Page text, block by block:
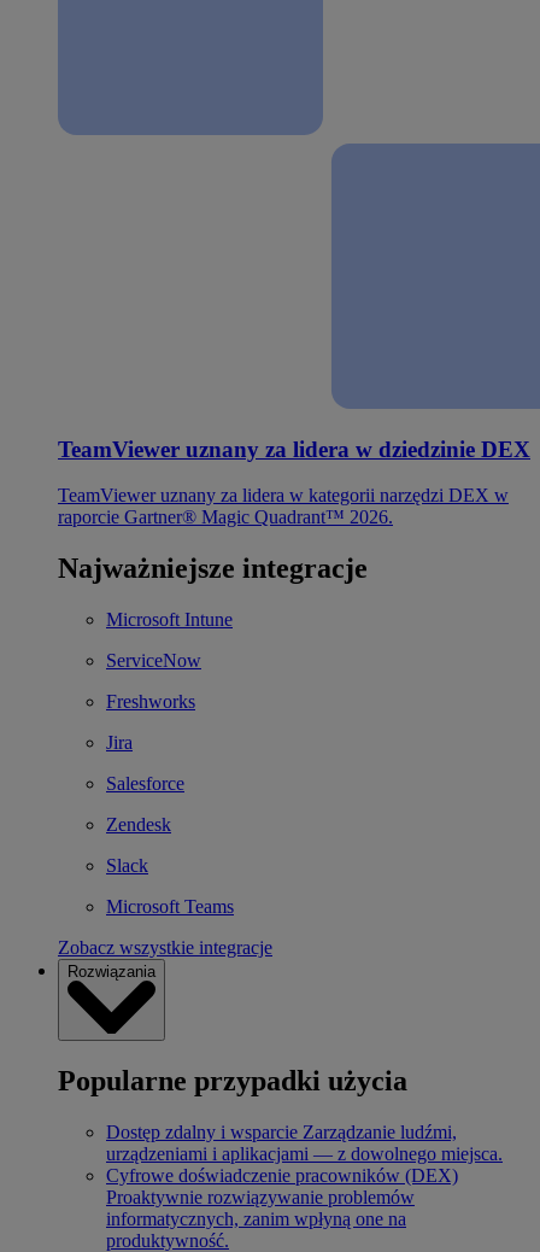
TeamViewer uznany za lidera w dziedzinie DEX
TeamViewer uznany za lidera w kategorii narzędzi DEX w
raporcie Gartner® Magic Quadrant™ 2026.
Najważniejsze integracje
Microsoft Intune
ServiceNow
Freshworks
Jira
Salesforce
Zendesk
Slack
Microsoft Teams
Zobacz wszystkie integracje
Rozwiązania
Popularne przypadki użycia
Dostęp zdalny i wsparcie Zarządzanie ludźmi,
urządzeniami i aplikacjami — z dowolnego miejsca.
Cyfrowe doświadczenie pracowników (DEX)
Proaktywnie rozwiązywanie problemów
informatycznych, zanim wpłyną one na
produktywność.